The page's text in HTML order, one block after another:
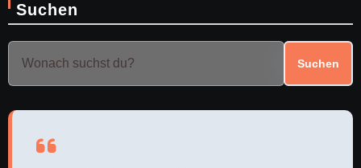
Suchen
Suchen